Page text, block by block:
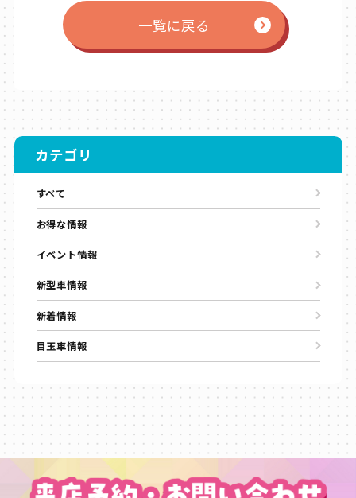
一覧に戻る
カテゴリ
すべて
お得な情報
イベント情報
新型車情報
新着情報
目玉車情報